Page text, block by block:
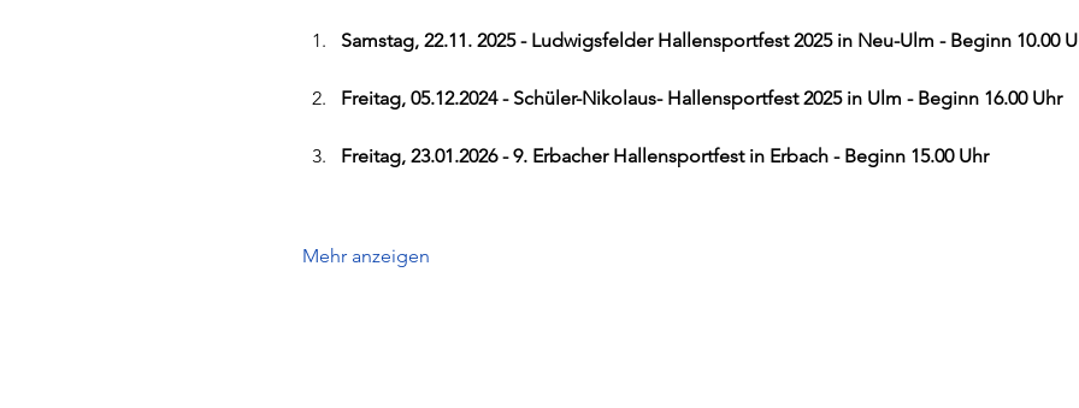
Samstag, 22.11. 2025 - Ludwigsfelder Hallensportfest 2025 in Neu-Ulm - Beginn 10.00
Freitag, 05.12.2024 - Schüler-Nikolaus- Hallensportfest 2025 in Ulm - Beginn 16.00 Uhr
Freitag, 23.01.2026 - 9. Erbacher Hallensportfest in Erbach - Beginn 15.00 Uhr
Mehr anzeigen